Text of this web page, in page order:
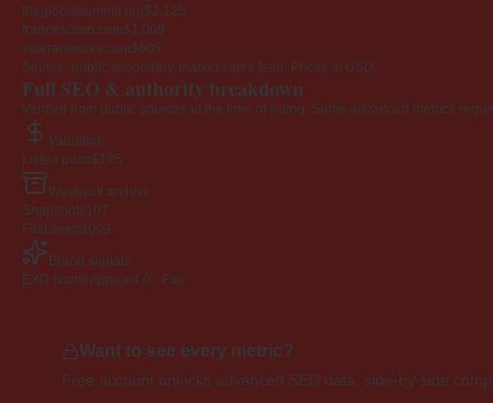
theglobalsummit.org$2,125
francescmm.com$1,009
veteranworks.com$605
Source: public secondary-market sales feed. Prices in USD.
Full SEO & authority breakdown
Verified from public sources at the time of listing. Some advanced metrics
Valuation
Listed price$195
Wayback archive
Snapshots 107
First seen2009
Brand signals
EXD NameAppeal 4.0 · Fair
Want to see every metric?
Free account unlocks advanced SEO data, side-by-side